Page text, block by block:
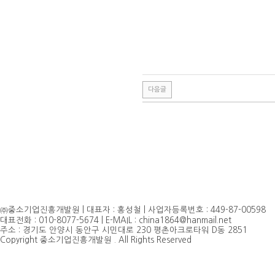
다음글
㈜중소기업진흥개발원 | 대표자 : 홍성철 | 사업자등록번호 : 449-87-00598
대표전화 : 010-8077-5674 | E-MAIL : china1864@hanmail.net
주소 : 경기도 안양시 동안구 시민대로 230 평촌아크로타워 D동 2851
Copyright 중소기업진흥개발원 . All Rights Reserved